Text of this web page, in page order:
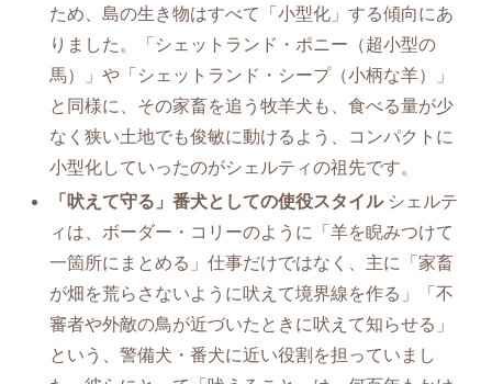
ため、島の生き物はすべて「小型化」する傾向にあ
りました。「シェットランド・ポニー（超小型の
馬）」や「シェットランド・シープ（小柄な羊）」
と同様に、その家畜を追う牧羊犬も、食べる量が少
なく狭い土地でも俊敏に動けるよう、コンパクトに
小型化していったのがシェルティの祖先です。
「吠えて守る」番犬としての使役スタイルシェルテ
ィは、ボーダー・コリーのように「羊を睨みつけて
一箇所にまとめる」仕事だけではなく、主に「家畜
が畑を荒らさないように吠えて境界線を作る」「不
審者や外敵の鳥が近づいたときに吠えて知らせる」
という、警備犬・番犬に近い役割を担っていまし